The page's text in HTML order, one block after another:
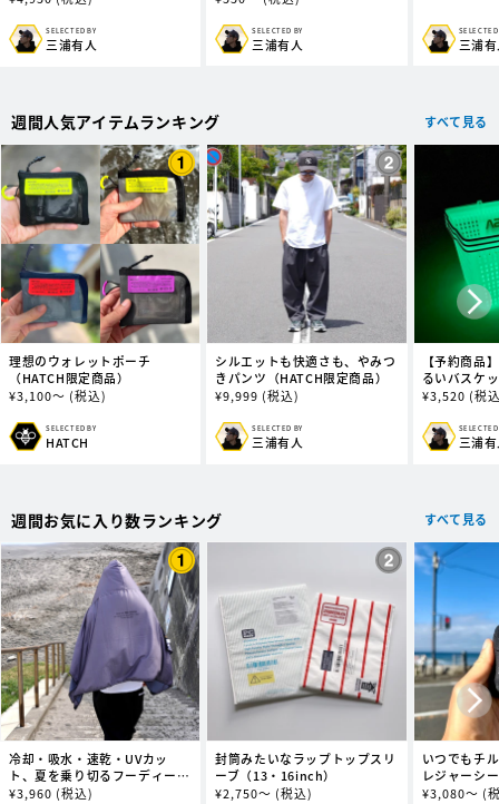
価
格
SELECTED BY
販
三浦有人
価
格
SELECTED BY
販
三浦有人
格
SELECTED
販
三浦
週間人気アイテムランキング すべて見る
理想のウォレットポーチ
（HATCH限定商品）
通
価
格
¥3,100～ (税込)
SELECTED BY
販
HATCH
シルエットも快適さも、やみつ
きパンツ（HATCH限定商品）
通
価
格
¥9,999 (税込)
SELECTED BY
販
三浦有人
【予約商品
るいバスケ
通
価
格
¥3,520 (税
SELECTED
販
三浦
週間お気に入り数ランキング すべて見る
冷却・吸水・速乾・UVカッ
ト、夏を乗り切るフーディータ
オル (ビッグ)
通
¥3,960 (税込)
封筒みたいなラップトップスリ
ーブ（13・16inch）
通
¥2,750～ (税込)
いつでもチ
レジャーシ
通
¥3,080～ (